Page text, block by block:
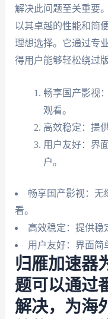
解决此问题至关重要
以其卓越的性能和简
理想选择。它通过专
得用户能够轻松绕过
畅享国产影视
观看。
高效稳定：提
用户友好：界
户。
畅享国产影视：无
看。
高效稳定：提供稳
用户友好：界面简
归雁加速器
题可以通过
解决，为海